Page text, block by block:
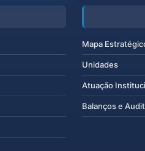
Mapa
Unidades
Atuação
Balanços e